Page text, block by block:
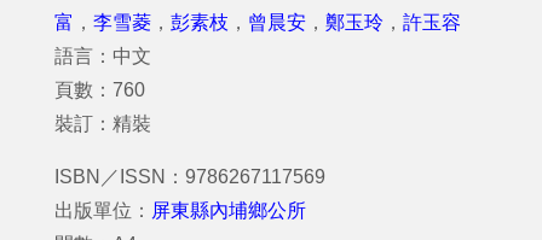
富 ， 李雪菱 ， 彭素枝 ， 曾晨安 ， 鄭玉玲 ， 許玉容
語言：中文
頁數：760
裝訂：精裝
ISBN／ISSN：9786267117569
出版單位： 屏東縣內埔鄉公所